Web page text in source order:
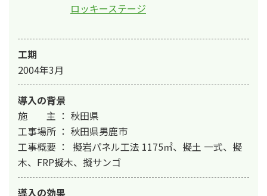
ロッキーステージ
工期
2004年3月
導入の背景
施　　主 ： 秋田県
工事場所 ： 秋田県男鹿市
工事概要 ：  擬岩パネル工法 1175㎡、擬土 一式、擬
木、FRP擬木、擬サンゴ
導入の効果